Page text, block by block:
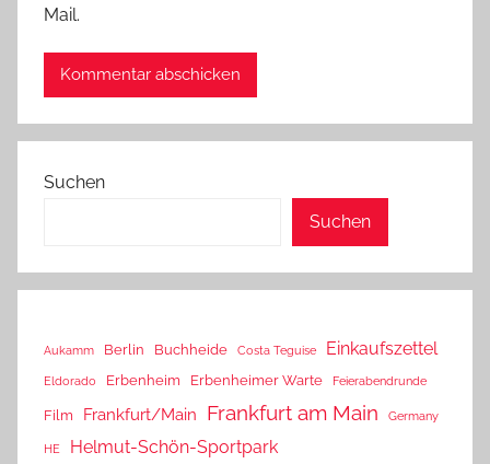
Mail.
Suchen
Suchen
Aukamm Berlin Buchheide Costa Teguise Einkaufszettel
Eldorado Erbenheim Erbenheimer Warte Feierabendrunde
Film Frankfurt/Main Frankfurt am Main Germany
HE Helmut-Schön-Sportpark